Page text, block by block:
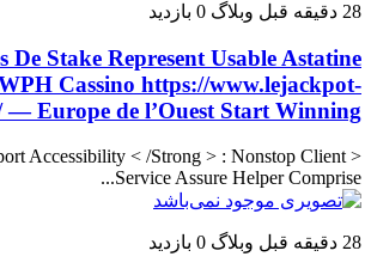
28 دقیقه قبل وبلاگ 0 بازدید
De Stake Represent Usable Astatine
Cassino https://www.lejackpot-
— Europe de l’Ouest Start Winning
Accessibility < /Strong > : Nonstop Client
Service Assure Helper Comprise...
28 دقیقه قبل وبلاگ 0 بازدید